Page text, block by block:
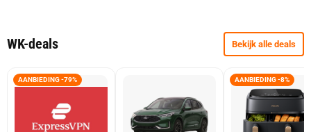
WK-deals Bekijk alle deals
AANBIEDING -79% AANBIEDING -8%